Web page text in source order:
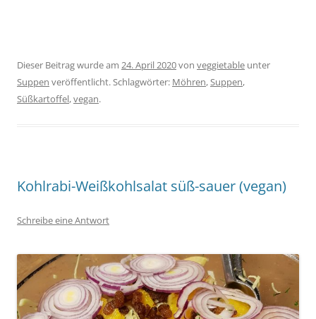
Dieser Beitrag wurde am 24. April 2020von veggietable unter
Suppen veröffentlicht. Schlagwörter: Möhren,Suppen,
Süßkartoffel,vegan.
Kohlrabi-Weißkohlsalat süß-sauer (vegan)
Schreibe eine Antwort